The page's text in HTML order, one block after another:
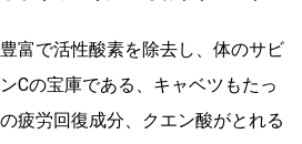
富で活性酸素を除去し、体のサビ
Cの宝庫である、キャベツもたっ
疲労回復成分、クエン酸がとれる